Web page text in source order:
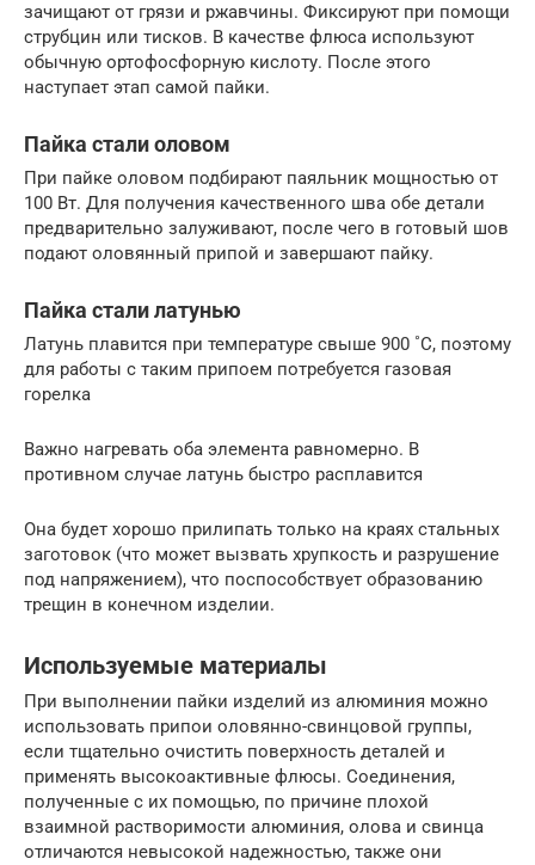
зачищают от грязи и ржавчины. Фиксируют при помощи
струбцин или тисков. В качестве флюса используют
обычную ортофосфорную кислоту. После этого
наступает этап самой пайки.
Пайка стали оловом
При пайке оловом подбирают паяльник мощностью от
100 Вт. Для получения качественного шва обе детали
предварительно залуживают, после чего в готовый шов
подают оловянный припой и завершают пайку.
Пайка стали латунью
Латунь плавится при температуре свыше 900 ˚С, поэтому
для работы с таким припоем потребуется газовая
горелка
Важно нагревать оба элемента равномерно. В
противном случае латунь быстро расплавится
Она будет хорошо прилипать только на краях стальных
заготовок (что может вызвать хрупкость и разрушение
под напряжением), что поспособствует образованию
трещин в конечном изделии.
Используемые материалы
При выполнении пайки изделий из алюминия можно
использовать припои оловянно-свинцовой группы,
если тщательно очистить поверхность деталей и
применять высокоактивные флюсы. Соединения,
полученные с их помощью, по причине плохой
взаимной растворимости алюминия, олова и свинца
отличаются невысокой надежностью, также они